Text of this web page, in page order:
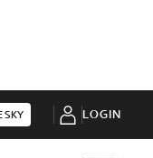
SKY LOGIN